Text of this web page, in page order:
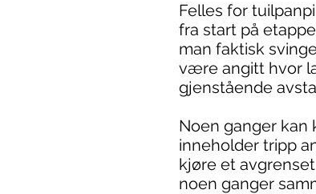
Felles for
fra start på
man faktisk
være angitt hvor
gjenstående
Noen ganger kan
inneholder tripp
kjøre et
noen ganger